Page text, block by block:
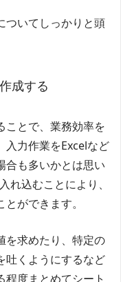
ついてしっかりと頭
成する
ことで、業務効率を
入力作業をExcelなど
合も多いかとは思い
れ込むことにより、
ができます。
を求めたり、特定の
吐くようにするなど
度まとめてシート